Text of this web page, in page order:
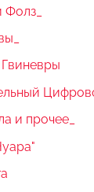
и прочее_